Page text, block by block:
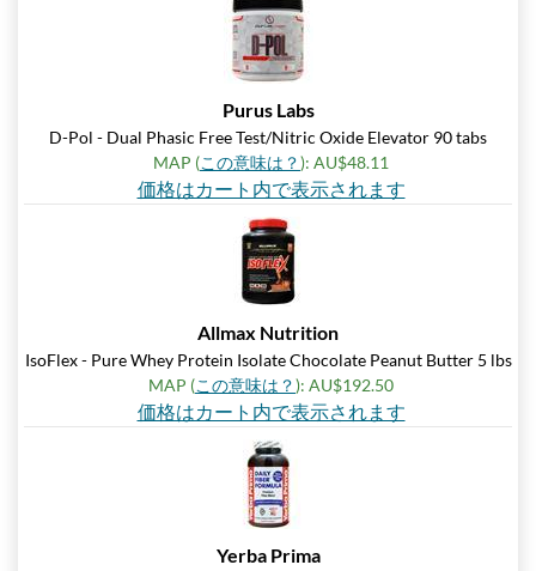
Purus Labs
D-Pol - Dual Phasic Free Test/Nitric Oxide Elevator 90 tabs
MAP (この意味は？): AU$48.11
価格はカート内で表示されます
Allmax Nutrition
IsoFlex - Pure Whey Protein Isolate Chocolate Peanut Butter 5 lbs
MAP (この意味は？): AU$192.50
価格はカート内で表示されます
Yerba Prima